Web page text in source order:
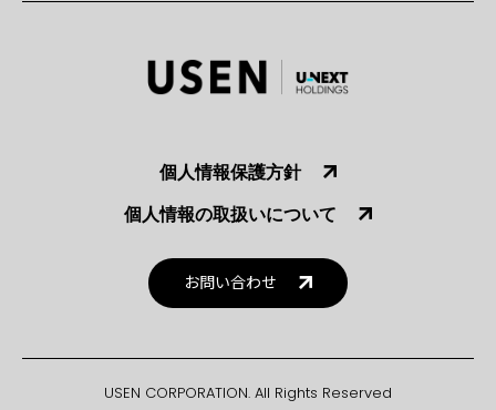
個人情報保護方針
個人情報の取扱いについて
お問い合わせ
USEN CORPORATION. All Rights Reserved